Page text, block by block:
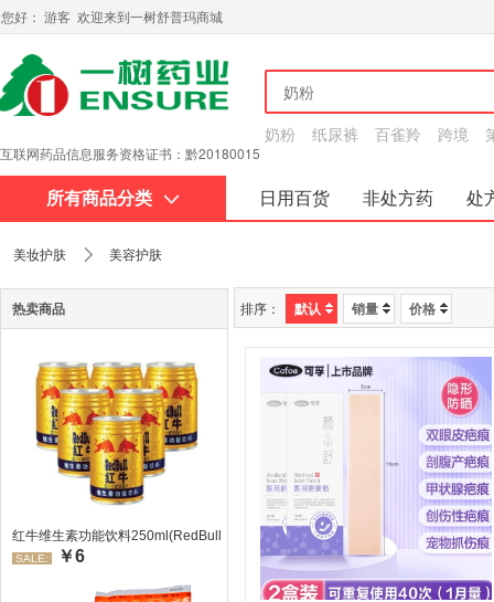
您好： 游客 欢迎来到一树舒普玛商城
互联网药品信息服务资格证书：黔20180015
奶粉 纸尿裤 百雀羚 跨境
所有商品分类 日用百货 非处方药
处
美妆护肤 美容护肤
热卖商品
红牛维生素功能饮料250ml(RedBull/红牛)
SALE: ￥6
排序： 默认 销量 价格